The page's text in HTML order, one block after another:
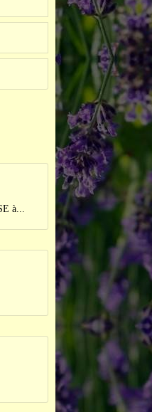
à...